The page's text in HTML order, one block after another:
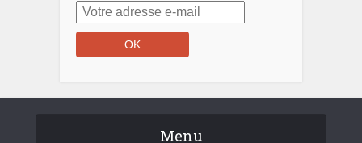
Menu